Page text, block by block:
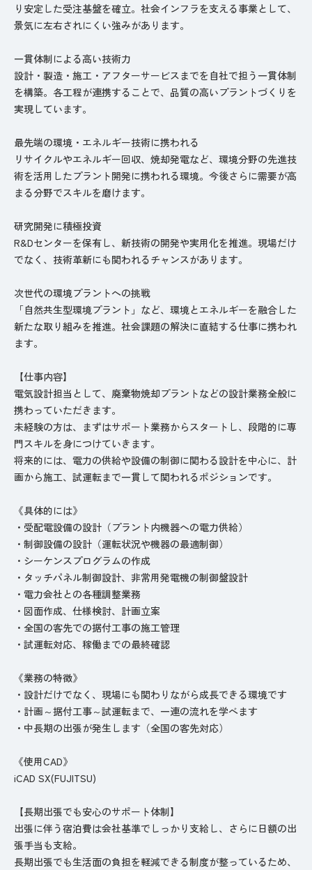
り安定した受注基盤を確立。社会インフラを支える事業として、
景気に左右されにくい強みがあります。
一貫体制による高い技術力
設計・製造・施工・アフターサービスまでを自社で担う一貫体制
を構築。各工程が連携することで、品質の高いプラントづくりを
実現しています。
最先端の環境・エネルギー技術に携われる
リサイクルやエネルギー回収、焼却発電など、環境分野の先進技
術を活用したプラント開発に携われる環境。今後さらに需要が高
まる分野でスキルを磨けます。
研究開発に積極投資
R&Dセンターを保有し、新技術の開発や実用化を推進。現場だけ
でなく、技術革新にも関われるチャンスがあります。
次世代の環境プラントへの挑戦
「自然共生型環境プラント」など、環境とエネルギーを融合した
新たな取り組みを推進。社会課題の解決に直結する仕事に携われ
ます。
【仕事内容】
電気設計担当として、廃棄物焼却プラントなどの設計業務全般に
携わっていただきます。
未経験の方は、まずはサポート業務からスタートし、段階的に専
門スキルを身につけていきます。
将来的には、電力の供給や設備の制御に関わる設計を中心に、計
画から施工、試運転まで一貫して関われるポジションです。
《具体的には》
・受配電設備の設計（プラント内機器への電力供給）
・制御設備の設計（運転状況や機器の最適制御）
・シーケンスプログラムの作成
・タッチパネル制御設計、非常用発電機の制御盤設計
・電力会社との各種調整業務
・図面作成、仕様検討、計画立案
・全国の客先での据付工事の施工管理
・試運転対応、稼働までの最終確認
《業務の特徴》
・設計だけでなく、現場にも関わりながら成長できる環境です
・計画～据付工事～試運転まで、一連の流れを学べます
・中長期の出張が発生します（全国の客先対応）
《使用CAD》
iCAD SX(FUJITSU)
【長期出張でも安心のサポート体制】
出張に伴う宿泊費は会社基準でしっかり支給し、さらに日額の出
張手当も支給。
長期出張でも生活面の負担を軽減できる制度が整っているため、